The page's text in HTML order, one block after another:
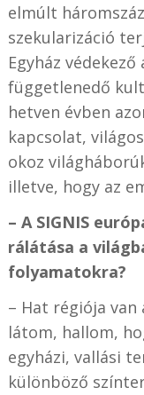
elmúlt
szekularizáció
Egyház
függetlenedő
hetven évben
kapcsolat,
okoz
illetve, hogy az
– A SIGNIS
rálátása a
folyamatokra?
– Hat régiója van
látom, hallom,
egyházi, vallási
különböző